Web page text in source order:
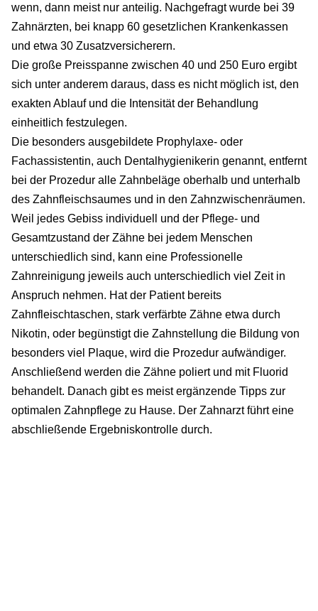
wenn, dann meist nur anteilig. Nachgefragt wurde bei 39
Zahnärzten, bei knapp 60 gesetzlichen Krankenkassen
und etwa 30 Zusatzversicherern.
Die große Preisspanne zwischen 40 und 250 Euro ergibt
sich unter anderem daraus, dass es nicht möglich ist, den
exakten Ablauf und die Intensität der Behandlung
einheitlich festzulegen.
Die besonders ausgebildete Prophylaxe- oder
Fachassistentin, auch Dentalhygienikerin genannt, entfernt
bei der Prozedur alle Zahnbeläge oberhalb und unterhalb
des Zahnfleischsaumes und in den Zahnzwischenräumen.
Weil jedes Gebiss individuell und der Pflege- und
Gesamtzustand der Zähne bei jedem Menschen
unterschiedlich sind, kann eine Professionelle
Zahnreinigung jeweils auch unterschiedlich viel Zeit in
Anspruch nehmen. Hat der Patient bereits
Zahnfleischtaschen, stark verfärbte Zähne etwa durch
Nikotin, oder begünstigt die Zahnstellung die Bildung von
besonders viel Plaque, wird die Prozedur aufwändiger.
Anschließend werden die Zähne poliert und mit Fluorid
behandelt. Danach gibt es meist ergänzende Tipps zur
optimalen Zahnpflege zu Hause. Der Zahnarzt führt eine
abschließende Ergebniskontrolle durch.